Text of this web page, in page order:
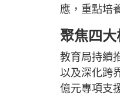
應，重點培
聚焦四
教育局持續
以及深化跨
億元專項支